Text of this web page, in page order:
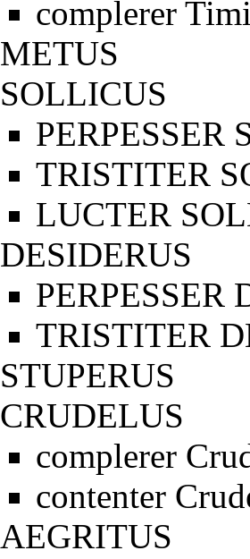
complerer
METUS
SOLLICUS
PERPESSER
TRISTITER
LUCTER
DESIDERUS
PERPESSER
TRISTITER
STUPERUS
CRUDELUS
complerer
contenter
AEGRITUS